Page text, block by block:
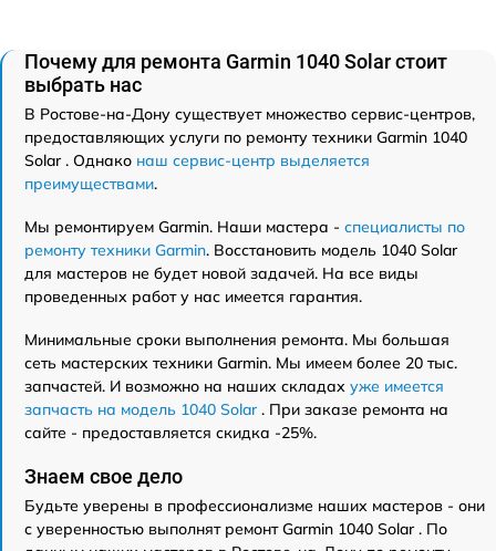
Почему для ремонта Garmin 1040 Solar стоит
выбрать нас
В Ростове-на-Дону существует множество сервис-центров,
предоставляющих услуги по ремонту техники Garmin 1040
Solar . Однако наш сервис-центр выделяется
преимуществами.
Мы ремонтируем Garmin. Наши мастера - специалисты по
ремонту техники Garmin. Восстановить модель 1040 Solar
для мастеров не будет новой задачей. На все виды
проведенных работ у нас имеется гарантия.
Минимальные сроки выполнения ремонта. Мы большая
сеть мастерских техники Garmin. Мы имеем более 20 тыс.
запчастей. И возможно на наших складах уже имеется
запчасть на модель 1040 Solar. При заказе ремонта на
сайте - предоставляется скидка -25%.
Знаем свое дело
Будьте уверены в профессионализме наших мастеров - они
с уверенностью выполнят ремонт Garmin 1040 Solar . По